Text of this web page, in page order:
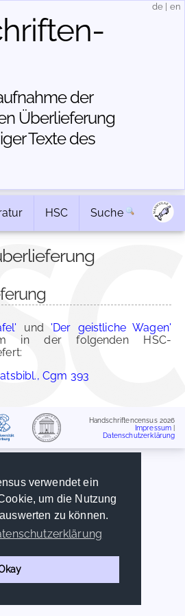
verwendet ein
um die Nutzung
zu können.
der
Über­lieferung
Texte des
de en
HSC Suche
und 'Der geistliche Wagen'
in der folgenden HSC-
Cgm 393
Handschriftencensus 2026
Impressum
Datenschutzerklärung